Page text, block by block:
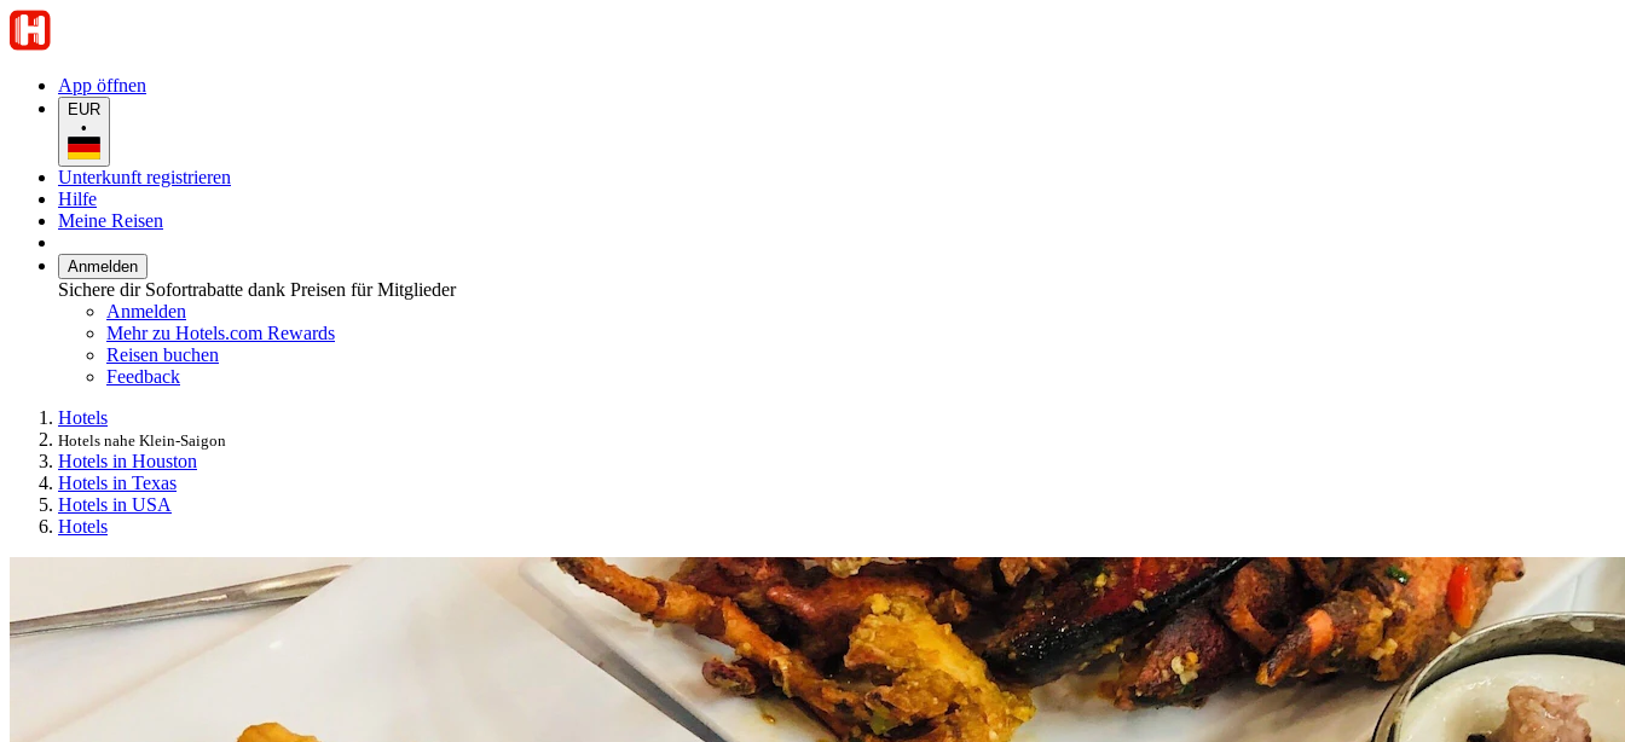
App öffnen
EUR
•
Unterkunft registrieren
Hilfe
Meine Reisen
Anmelden
Sichere dir Sofortrabatte dank Preisen für Mitglieder
Anmelden
Mehr zu Hotels.com Rewards
Reisen buchen
Feedback
Hotels
Hotels nahe Klein-Saigon
Hotels in Houston
Hotels in Texas
Hotels in USA
Hotels